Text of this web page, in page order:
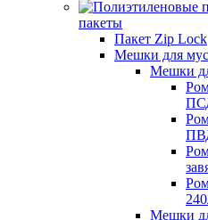
пакеты
Пакет Zip Lock
Мешки для
Мешки
Мешки